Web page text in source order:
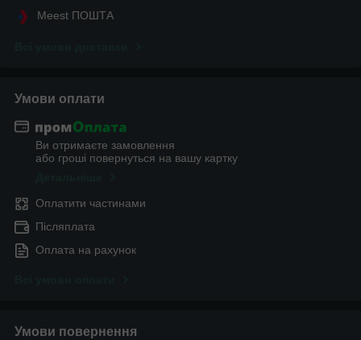
Meest ПОШТА
Умови оплати
Ви отримаєте замовлення
або гроші повернуться на вашу картку
Оплатити частинами
Післяплата
Оплата на рахунок
Умови повернення